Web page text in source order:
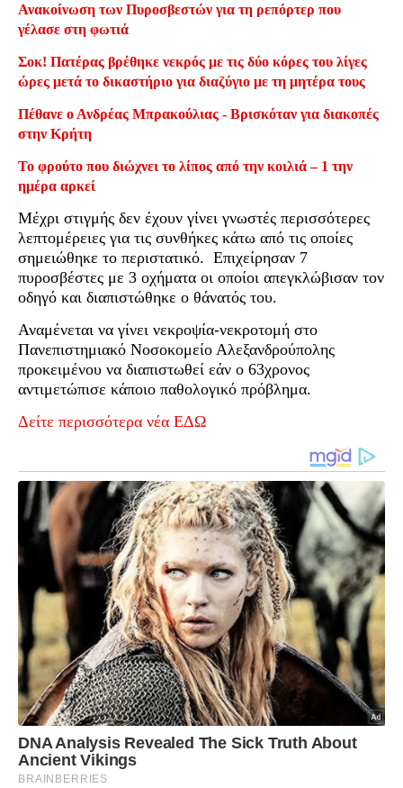
Ανακοίνωση των Πυροσβεστών για τη ρεπόρτερ που
γέλασε στη φωτιά
Σοκ! Πατέρας βρέθηκε νεκρός με τις δύο κόρες του λίγες
ώρες μετά το δικαστήριο για διαζύγιο με τη μητέρα τους
Πέθανε ο Ανδρέας Μπρακούλιας - Βρισκόταν για διακοπές
στην Κρήτη
Το φρούτο που διώχνει το λίπος από την κοιλιά – 1 την
ημέρα αρκεί
Μέχρι στιγμής δεν έχουν γίνει γνωστές περισσότερες
λεπτομέρειες για τις συνθήκες κάτω από τις οποίες
σημειώθηκε το περιστατικό. Επιχείρησαν 7
πυροσβέστες με 3 οχήματα οι οποίοι απεγκλώβισαν τον
οδηγό και διαπιστώθηκε ο θάνατός του.
Αναμένεται να γίνει νεκροψία-νεκροτομή στο
Πανεπιστημιακό Νοσοκομείο Αλεξανδρούπολης
προκειμένου να διαπιστωθεί εάν ο 63χρονος
αντιμετώπισε κάποιο παθολογικό πρόβλημα.
Δείτε περισσότερα νέα ΕΔΩ